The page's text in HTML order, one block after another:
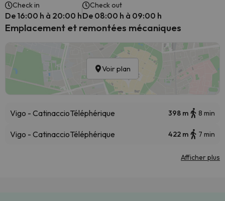
Check in
De 16:00 h à 20:00 h
Check out
De 08:00 h à 09:00 h
Emplacement et remontées mécaniques
Voir plan
Vigo - CatinaccioTéléphérique 398 m 8 min
Vigo - CatinaccioTéléphérique 422 m 7 min
Afficher plus